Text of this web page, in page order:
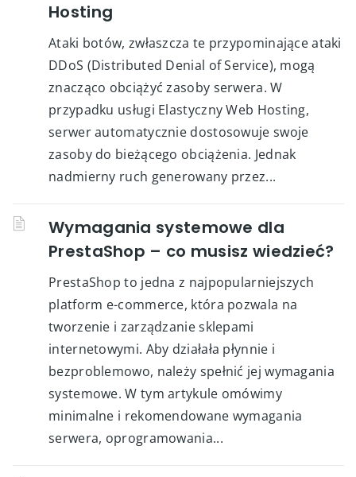
Hosting
Ataki botów, zwłaszcza te przypominające ataki
DDoS (Distributed Denial of Service), mogą
znacząco obciążyć zasoby serwera. W
przypadku usługi Elastyczny Web Hosting,
serwer automatycznie dostosowuje swoje
zasoby do bieżącego obciążenia. Jednak
nadmierny ruch generowany przez...
Wymagania systemowe dla
PrestaShop – co musisz wiedzieć?
PrestaShop to jedna z najpopularniejszych
platform e-commerce, która pozwala na
tworzenie i zarządzanie sklepami
internetowymi. Aby działała płynnie i
bezproblemowo, należy spełnić jej wymagania
systemowe. W tym artykule omówimy
minimalne i rekomendowane wymagania
serwera, oprogramowania...